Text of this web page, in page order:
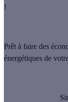
!
Prêt à faire des
énergétiques de